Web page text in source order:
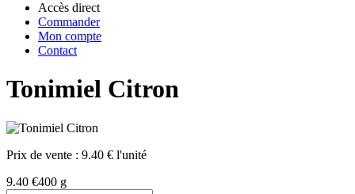
Accès direct
Commander
Mon compte
Contact
Tonimiel Citron
Prix de vente : 9.40 € l'unité
9.40 €400 g